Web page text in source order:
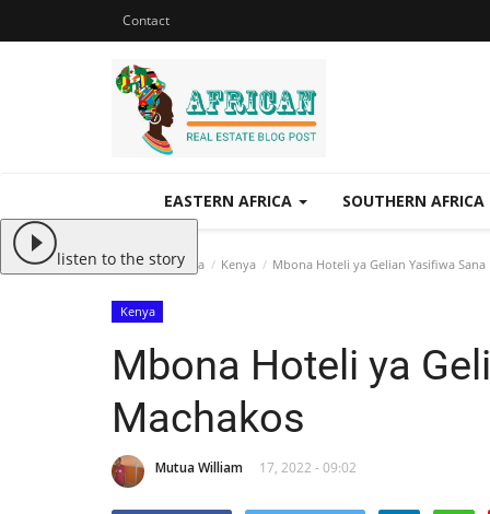
Contact
EASTERN AFRICA SOUTHERN AFRICA
Eastern Africa Kenya Mbona Hoteli ya Gelian Yasifiwa Sana
Kenya
Mbona Hoteli ya
Machakos
Mutua William 17, 2022 - 09:02
listen to the story